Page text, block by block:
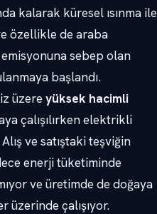
kalarak küresel ısınma ile
özellikle de araba
sebep olan
başlandı.
üzereyüksek hacimli
çalışılırken elektrikli
ve satıştaki teşviğin
enerji tüketiminde
ve üretimde de doğaya
üzerinde çalışıyor.